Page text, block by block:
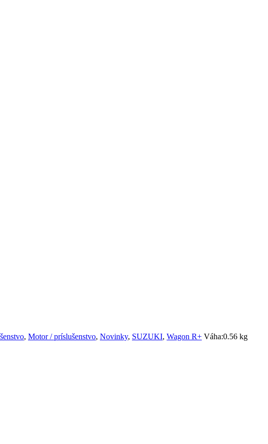
, Motor / príslušenstvo, Novinky, SUZUKI, Wagon R+ Váha:0.56 kg